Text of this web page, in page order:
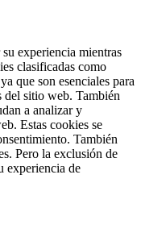
experiencia mientras
clasificadas como
que son esenciales para
del sitio web. También
a analizar y
Estas cookies se
También
Pero la exclusión de
experiencia de